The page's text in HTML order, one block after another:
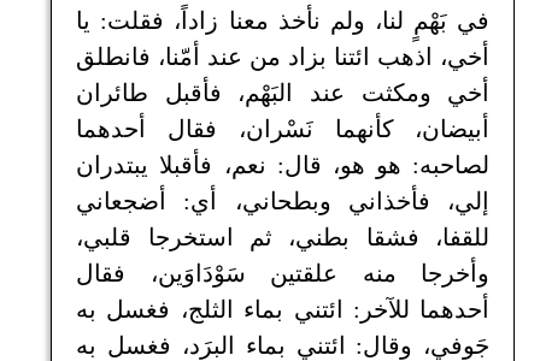
في بَهْمٍ لنا، ولم نأخذ معنا زاداً، فقلت: يا
أخي، اذهب ائتنا بزاد من عند أمّنا، فانطلق
أخي ومكثت عند البَهْم، فأقبل طائران
أبيضان، كأنهما نَسْران، فقال أحدهما
لصاحبه: هو هو، قال: نعم، فأقبلا يبتدران
إلي، فأخذاني وبطحاني، أي: أضجعاني
للقفا، فشقا بطني، ثم استخرجا قلبي،
وأخرجا منه علقتين سَوْدَاوَين، فقال
أحدهما للآخر: ائتني بماء الثلج، فغسل به
جَوفي، وقال: ائتني بماء البرَد، فغسل به